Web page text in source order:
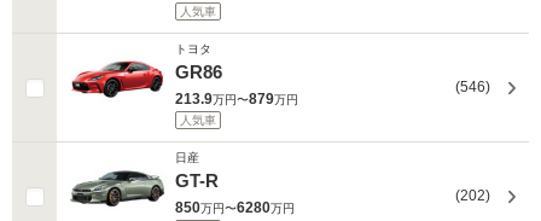
人気車
トヨタ
GR86
213.9万円〜879万円
人気車
(546)
日産
GT-R
850万円〜6280万円
(202)